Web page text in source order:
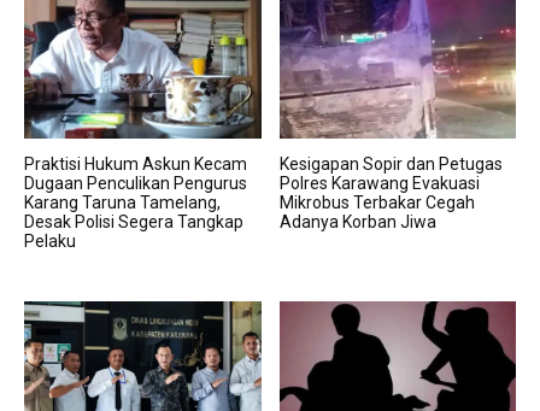
Praktisi Hukum Askun Kecam
Dugaan Penculikan Pengurus
Karang Taruna Tamelang,
Desak Polisi Segera Tangkap
Pelaku
Kesigapan Sopir dan Petugas
Polres Karawang Evakuasi
Mikrobus Terbakar Cegah
Adanya Korban Jiwa